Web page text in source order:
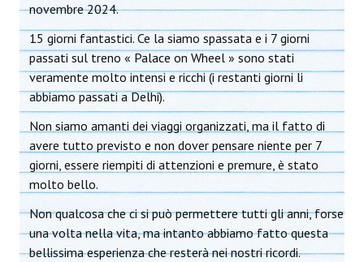
novembre 2024.
15 giorni fantastici. Ce la siamo spassata e i 7 giorni
passati sul treno « Palace on Wheel » sono stati
veramente molto intensi e ricchi (i restanti giorni li
abbiamo passati a Delhi).
Non siamo amanti dei viaggi organizzati, ma il fatto di
avere tutto previsto e non dover pensare niente per 7
giorni, essere riempiti di attenzioni e premure, è stato
molto bello.
Non qualcosa che ci si può permettere tutti gli anni, forse
una volta nella vita, ma intanto abbiamo fatto questa
bellissima esperienza che resterà nei nostri ricordi.